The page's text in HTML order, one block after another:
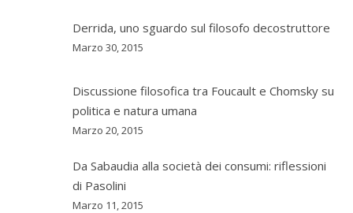
Derrida, uno sguardo sul filosofo decostruttore
Marzo 30, 2015
Discussione filosofica tra Foucault e Chomsky su
politica e natura umana
Marzo 20, 2015
Da Sabaudia alla società dei consumi: riflessioni
di Pasolini
Marzo 11, 2015